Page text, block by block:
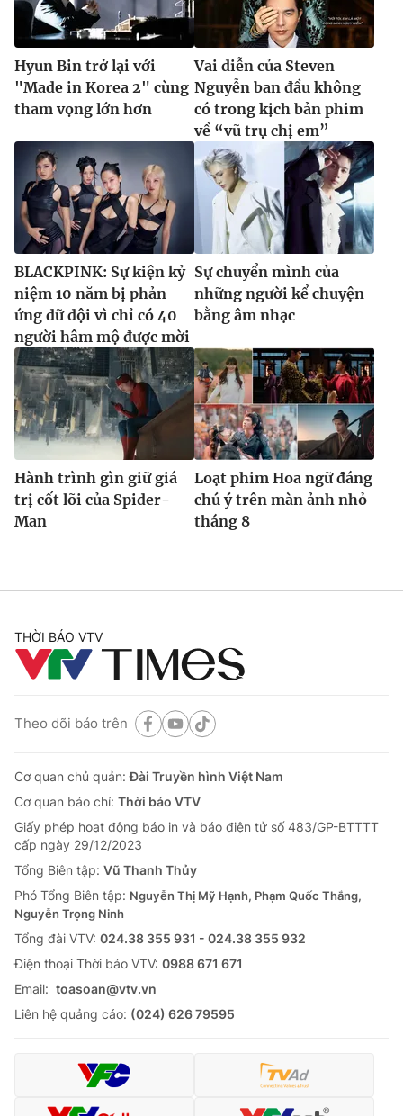
Hyun Bin trở lại với
"Made in Korea 2" cùng
tham vọng lớn hơn
Vai diễn của Steven
Nguyễn ban đầu không
có trong kịch bản phim
về “vũ trụ chị em”
BLACKPINK: Sự kiện kỷ
niệm 10 năm bị phản
ứng dữ dội vì chỉ có 40
người hâm mộ được mời
Sự chuyển mình của
những người kể chuyện
bằng âm nhạc
Hành trình gìn giữ giá
trị cốt lõi của Spider-
Man
Loạt phim Hoa ngữ đáng
chú ý trên màn ảnh nhỏ
tháng 8
THỜI BÁO VTV
Theo dõi báo trên
Cơ quan chủ quản:Đài Truyền hình Việt Nam
Cơ quan báo chí: Thời báo VTV
Giấy phép hoạt động báo in và báo điện tử số 483/GP-BTTTT
cấp ngày 29/12/2023
Tổng Biên tập: Vũ Thanh Thủy
Phó Tổng Biên tập: Nguyễn Thị Mỹ Hạnh, Phạm Quốc Thắng,
Nguyễn Trọng Ninh
Tổng đài VTV: 024.38 355 931 - 024.38 355 932
Ðiện thoại Thời báo VTV: 0988 671 671
Email: toasoan@vtv.vn
Liên hệ quảng cáo: (024) 626 79595